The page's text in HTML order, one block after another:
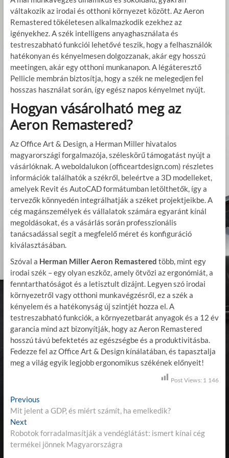
váltakozik az irodai és otthoni környezet között. Az Aeron
Remastered tökéletesen alkalmazkodik ezekhez az
igényekhez. A szék intelligens anyaghasználata és
testreszabható funkciói lehetővé teszik, hogy a felhasználók
hatékonyan és kényelmesen dolgozzanak, akár egy hosszú
meetingen, akár egy otthoni munkanapon. A légáteresztő
Pellicle membrán biztosítja, hogy a szék ne melegedjen fel
hosszas használat során, így egész napos kényelmet nyújt.
Hogyan vásárolható meg az
Aeron Remastered?
Az Office Art & Design, a Herman Miller hivatalos
magyarországi forgalmazója, széleskörű támogatást nyújt a
vásárlóknak. A weboldalukon (officeartdesign.com) részletes
információk találhatók a székről, beleértve a 3D modelleket,
amelyek Revit és AutoCAD formátumban letölthetők, így a
tervezők könnyedén integrálhatják a széket projektjeikbe. A
cég magánszemélyek és vállalatok számára egyaránt kínál
megoldásokat, és a vásárlás során professzionális
tanácsadással segít a megfelelő méret és konfiguráció
kiválasztásában.
Szóval a Herman Miller Aeron Remastered több, mint egy
irodai szék – egy olyan eszköz, amely ötvözi az ergonómiát, a
fenntarthatóságot és a letisztult dizájnt. Legyen szó irodai
környezetről vagy otthoni munkavégzésről, ez a szék a
kényelem és a hatékonyság új szintjét hozza el. A
testreszabható funkciók, a környezetbarát anyagok és a 12 év
garancia mind azt bizonyítják, hogy az Aeron Remastered
hosszú távú befektetés az egészségbe és a produktivitásba.
Fedezze fel az Office Art & Design kínálatában, és tapasztalja
meg a világ egyik legjobb ergonomikus székének előnyeit!
Post Views: 1 146
B
e
j
e
Previous
r
v
i
Mit jelent a GDP, és miért számít, ha emelkedik?
Next
e
x
Robotok forradalmasítják a vendéglátást: ismert kínai cég
termékei jönnek Magyarországra